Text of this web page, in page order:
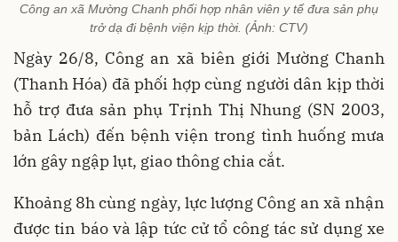
Công an xã Mường Chanh phối hợp nhân viên y tế đưa sản phụ
trở dạ đi bệnh viện kịp thời. (Ảnh: CTV)
Ngày 26/8, Công an xã biên giới Mường Chanh
(Thanh Hóa) đã phối hợp cùng người dân kịp thời
hỗ trợ đưa sản phụ Trịnh Thị Nhung (SN 2003,
bản Lách) đến bệnh viện trong tình huống mưa
lớn gây ngập lụt, giao thông chia cắt.
Khoảng 8h cùng ngày, lực lượng Công an xã nhận
được tin báo và lập tức cử tổ công tác sử dụng xe